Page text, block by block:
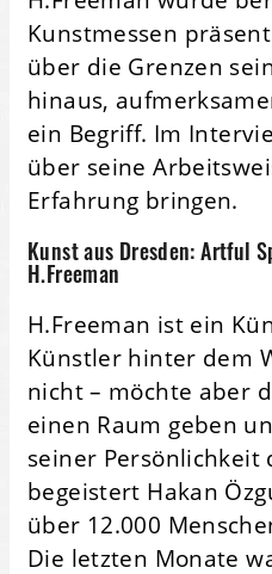
Kunstmessen
über die Grenzen
hinaus,
ein Begriff. Im
über seine
Erfahrung bringen.
Kunst aus Dresden: Artful
H.Freeman
H.Freeman ist ein
Künstler hinter dem
nicht – möchte aber
einen Raum geben
seiner Persönlichkeit
begeistert Hakan
über 12.000
Die letzten Monate